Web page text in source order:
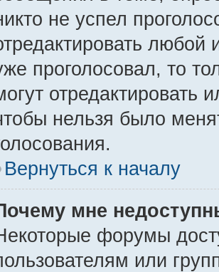
не успел
любой
проголосовал, то
отредактировать
нельзя было
Вернуться к началу
мне
форумы
или